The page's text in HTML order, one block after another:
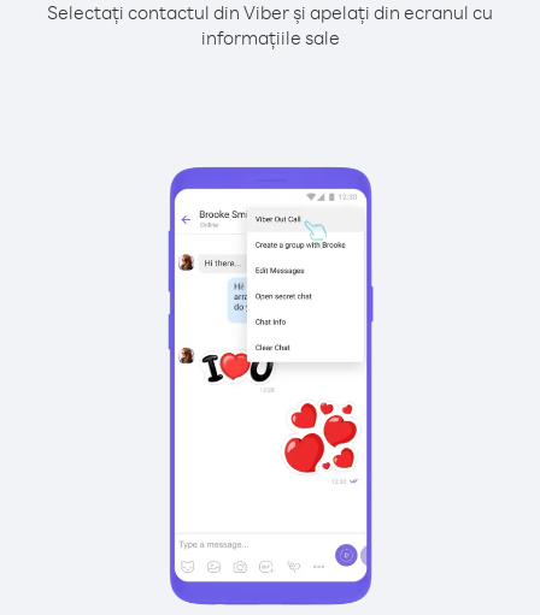
Selectați contactul din Viber și apelați din ecranul cu
informațiile sale